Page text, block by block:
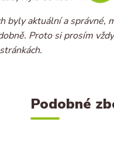
byly aktuální a správné,
Proto si prosím
Podobné